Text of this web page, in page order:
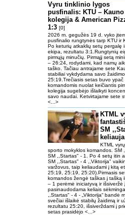
Vyru tinklinio lygos
pusfinalis: KTU – Kauno
kolegija & American
1:3 [0]
2026 m. gegužės 19 d. vyko
pusfinalio rungtynės tarp KTU ir
Po keturių atkaklių setų pergalę
ekipa, rezultatu 3:1.Rungtynių
pirmųjų minučių. Pirmąjį setą
– 26:24, rodydami, kad namų
taško. Tačiau antrajame sete
stabiliai vykdydama savo
25:19.Trečiasis setas buvo
komandomis nuolat keičiantis
kolegija sugebėjo išlaikyti
savo naudai. Ketvirtajame sete
<...>
KTML
SM
KTML
sporto mokyklos komandos. SM
SM ,,Startas" - 1. Po 4 setų itin
SM ,,Startas" - 4 ,,Viktorija"
varžovus, taip keliaudami į kitą
25:19, 25:19, 25:20).Pirmasis
komandos žengė taškas į tašką
– 1 perėmė iniciatyvą ir išsiveržė
pasinaudodama keliais
,,Startas" - 4 - „Viktorija“ bandė
svečiai išlaikė stabilų žaidimą ir
rezultatu 25:20, išsiverždami į
setas prasidėjo <...>